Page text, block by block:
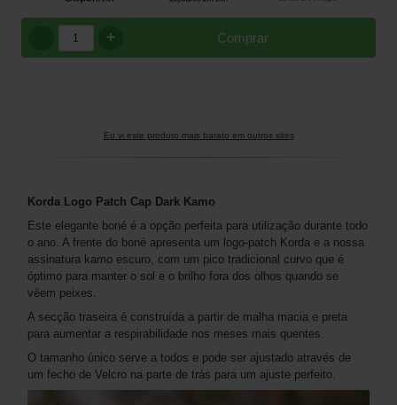
Comprar
+
Eu vi este produto mais barato em outros sites
Korda Logo Patch Cap Dark Kamo
Este elegante boné é a opção perfeita para utilização durante todo
o ano. A frente do boné apresenta um logo-patch Korda e a nossa
assinatura kamo escuro, com um pico tradicional curvo que é
óptimo para manter o sol e o brilho fora dos olhos quando se
vêem peixes.
A secção traseira é construída a partir de malha macia e preta
para aumentar a respirabilidade nos meses mais quentes.
O tamanho único serve a todos e pode ser ajustado através de
um fecho de Velcro na parte de trás para um ajuste perfeito.